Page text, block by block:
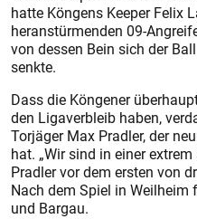
hatte Köngens Keeper Felix
heranstürmenden 09-
von dessen Bein sich der
senkte.
Dass die Köngener
den Ligaverbleib haben,
Torjäger Max Pradler, der
hat. „Wir sind in einer
Pradler vor dem ersten von
Nach dem Spiel in
und Bargau.